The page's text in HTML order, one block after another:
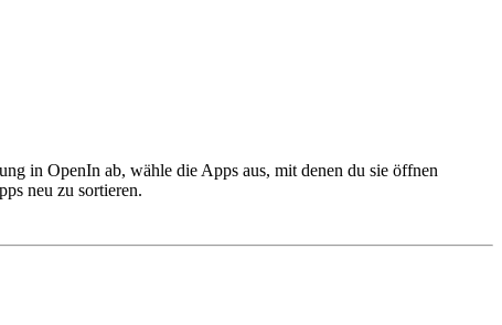
in OpenIn ab, wähle die Apps aus, mit denen du sie öffnen
neu zu sortieren.